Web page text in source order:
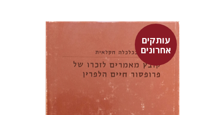
עותקים
אחרונים
יאיר מונדלק